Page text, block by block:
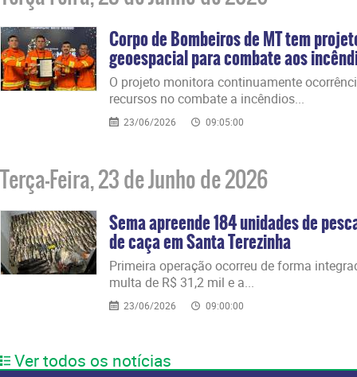
Corpo de Bombeiros de MT tem
geoespacial para combate aos
​O projeto monitora continuamente
recursos no combate a incêndios...
23/06/2026 09:05:00
Terça-Feira, 23 de Junho de 2026
Sema apreende 184 unidades de
de caça em Santa Terezinha
​Primeira operação ocorreu de forma
multa de R$ 31,2 mil e a...
23/06/2026 09:00:00
Ver todos os notícias